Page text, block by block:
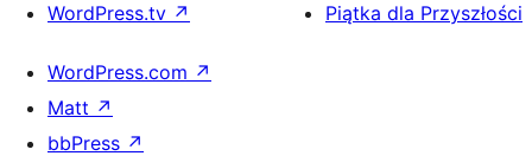
WordPress.tv ↗
Piątka dla Przyszłości
WordPress.com ↗
Matt ↗
bbPress ↗